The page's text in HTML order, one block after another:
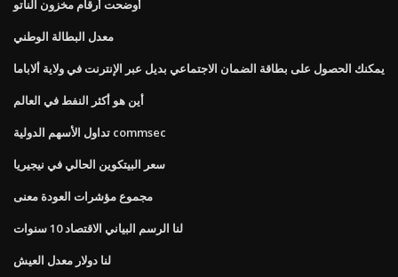
أوضحت أرقام مخزون الناتو
معدل البطالة الوطني
يمكنك الحصول على بطاقة الضمان الاجتماعي بديل عبر الإنترنت في ولاية ألاباما
أين هو أكثر النفط في العالم
تداول الأسهم الدولية commsec
سعر البيتكوين الحالي في نيجيريا
مجموع مؤشرات العودة معنى
لنا الرسم البياني الاقتصاد 10 سنوات
لنا دولار معدل العيش